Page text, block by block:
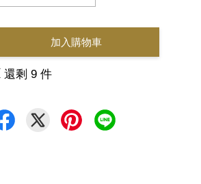
加入購物車
還剩 9 件